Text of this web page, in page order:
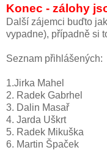
Konec - zálohy
Další zájemci buďto
vypadne), případně si
Seznam přihlášených:
1.Jirka Mahel
2. Radek Gabrhel
3. Dalin Masař
4. Jarda Uškrt
5. Radek Mikuška
6. Martin Špaček